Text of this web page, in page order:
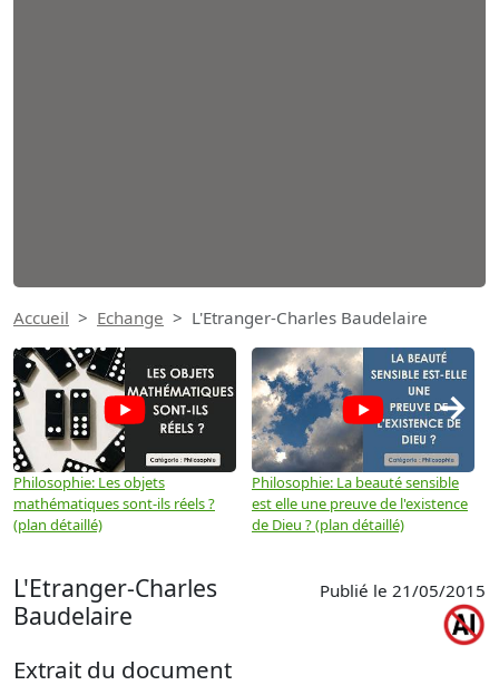
Accueil Echange L'Etranger-Charles Baudelaire
Philosophie: Les objets
mathématiques sont-ils réels ?
(plan détaillé)
Philosophie: La beauté sensible
est elle une preuve de l'existence
de Dieu ? (plan détaillé)
→
L'Etranger-Charles
Baudelaire
Publié le 21/05/2015
Extrait du document